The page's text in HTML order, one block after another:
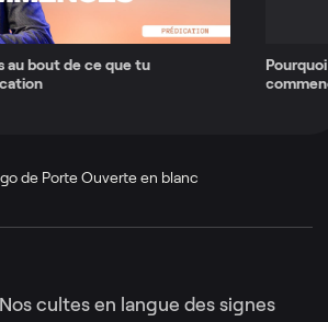
au bout de ce que tu
cultes en langue des signes